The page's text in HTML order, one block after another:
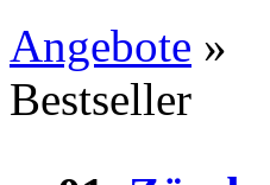
Angebote »
Bestseller